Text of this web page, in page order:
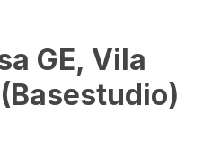
GE, Vila